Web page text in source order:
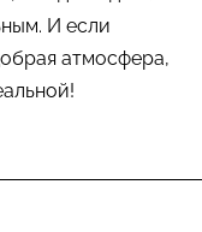
И если
атмосфера,